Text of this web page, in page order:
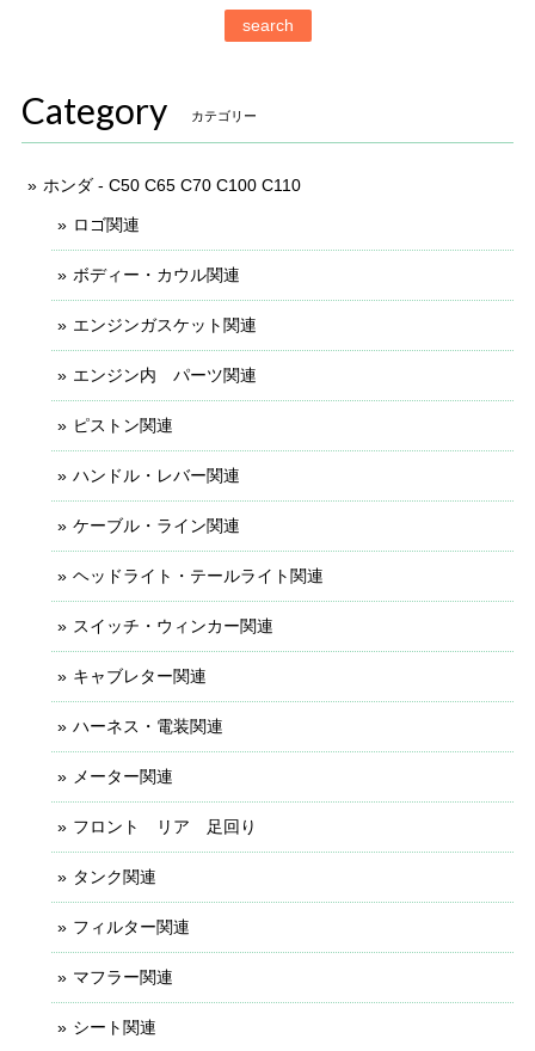
search
Category カテゴリー
ホンダ - C50 C65 C70 C100 C110
ロゴ関連
ボディー・カウル関連
エンジンガスケット関連
エンジン内 パーツ関連
ピストン関連
ハンドル・レバー関連
ケーブル・ライン関連
ヘッドライト・テールライト関連
スイッチ・ウィンカー関連
キャブレター関連
ハーネス・電装関連
メーター関連
フロント リア 足回り
タンク関連
フィルター関連
マフラー関連
シート関連